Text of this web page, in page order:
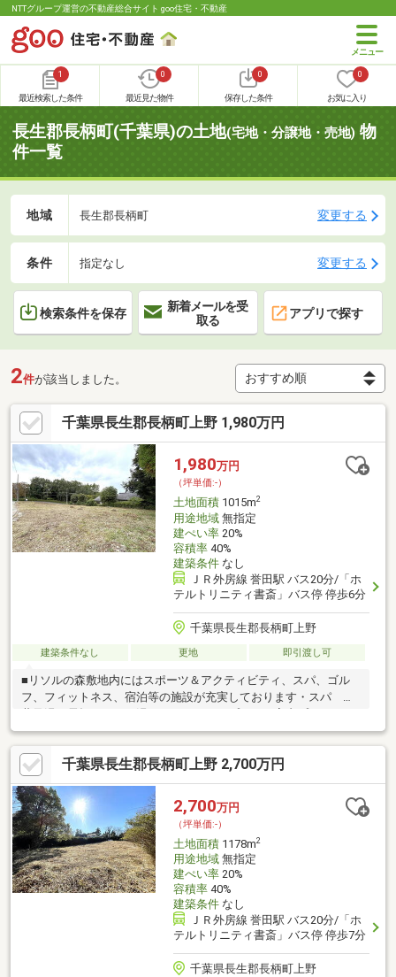
NTTグループ運営の不動産総合サイト goo住宅・不動産
1
最近検索した条件
0
最近見た物件
0
保存した条件
0
お気に入り
長生郡長柄町(千葉県)の土地(宅地・分譲地・売地) 物
件一覧
地域 長生郡長柄町 変更する
条件 指定なし 変更する
検索条件を保存
新着メールを受
取る
アプリで探す
2件が該当しました。
千葉県長生郡長柄町上野 1,980万円
1,980万円
（坪単価:-）
土地面積1015m2
用途地域無指定
建ぺい率20%
容積率40%
建築条件なし
ＪＲ外房線 誉田駅 バス20分/「ホ
テルトリニティ書斎」バス停 停歩6分
千葉県長生郡長柄町上野
建築条件なし 更地 即引渡し可
■リソルの森敷地内にはスポーツ＆アクティビティ、スパ、ゴル
フ、フィットネス、宿泊等の施設が充実しております・スパ 紅
葉乃湯、長柄カルナの湯、ラク・レマンプール、室内プール、ウ
ェルネスリトリート、ジュール・フェリエ・スポーツ＆アクティ
ビティ グラベルリンク（バイク専用オフロードコース）、フォ
レストアドベンチャー、乗馬、ミニゴルフ、BBQ、スカイバレ
ー・ゴルフ施設・ショッピング施設・宿泊者限定施設・BAR、カ
フェ■建築条件なし、お好きなハウスメーカーにてご検討くださ
い■南西×東角地です■現地ご案内可能です、詳細はお気軽にお問
い合わせください
千葉県長生郡長柄町上野 2,700万円
2,700万円
（坪単価:-）
土地面積1178m2
用途地域無指定
建ぺい率20%
容積率40%
建築条件なし
ＪＲ外房線 誉田駅 バス20分/「ホ
テルトリニティ書斎」バス停 停歩7分
千葉県長生郡長柄町上野